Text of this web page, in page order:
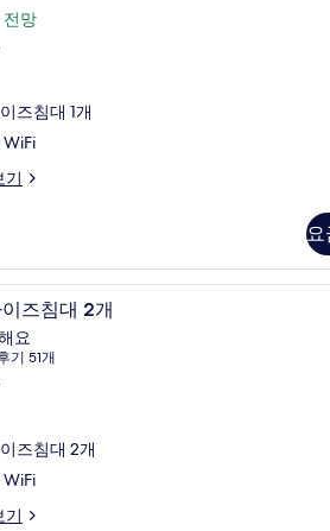
전망
즈침대 1개
WiFi
기
요
고급 침구, 오리/거위털
즈침대 2개
중 10점
요
기 51개
즈침대 2개
WiFi
기